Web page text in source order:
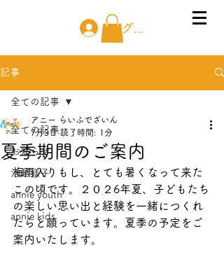
ログイン
記事
全ての記事
お知らせ
活動様子
annie youth
annie kids
全ての記事
夏季期間のご案内
アニー らいふでざいん
7月3日 読了時間: 1分
梅雨入りもし、とても暑くなって来た
この頃です。２０２6年夏、子どもたち
の楽しい思い出と経験を一緒につくれ
たらと願っています。夏季の予定をご
案内いたします。